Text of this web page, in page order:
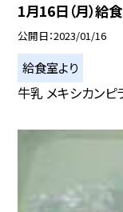
1月16日（月）給食
公開日 2023/01/16
給食室より
牛乳 メキシカンピ